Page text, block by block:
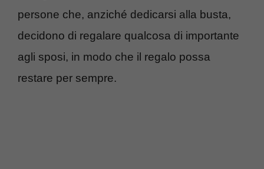
persone che, anziché dedicarsi alla busta,
decidono di regalare qualcosa di importante
agli sposi, in modo che il regalo possa
restare per sempre.